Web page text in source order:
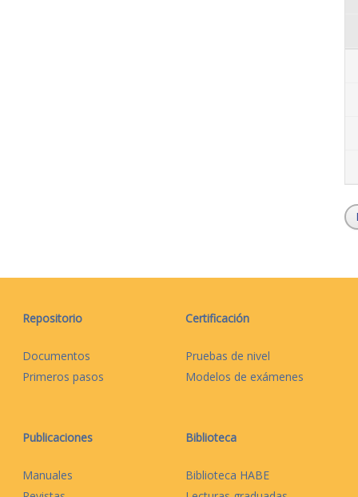
Repositorio
Documentos
Primeros pasos
Certificación
Pruebas de nivel
Modelos de exámenes
Publicaciones
Manuales
Biblioteca
Biblioteca HABE